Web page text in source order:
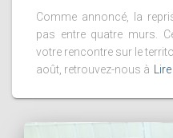
Comme annoncé, la
pas entre quatre murs.
votre rencontre sur le
août, retrouvez-nous à